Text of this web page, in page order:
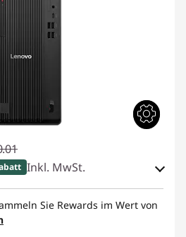
Inkl. MwSt.
110.28
Sie Rewards im Wert von